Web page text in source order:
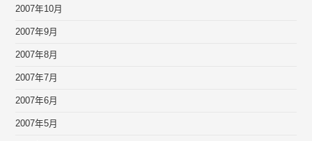
2007年10月
2007年9月
2007年8月
2007年7月
2007年6月
2007年5月